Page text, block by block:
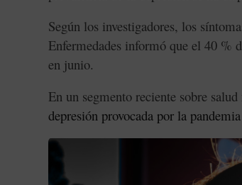
Según los investigadores, los
Enfermedades informó que el 40 %
en junio.
En un segmento reciente sobre
depresión provocada por la pandemia